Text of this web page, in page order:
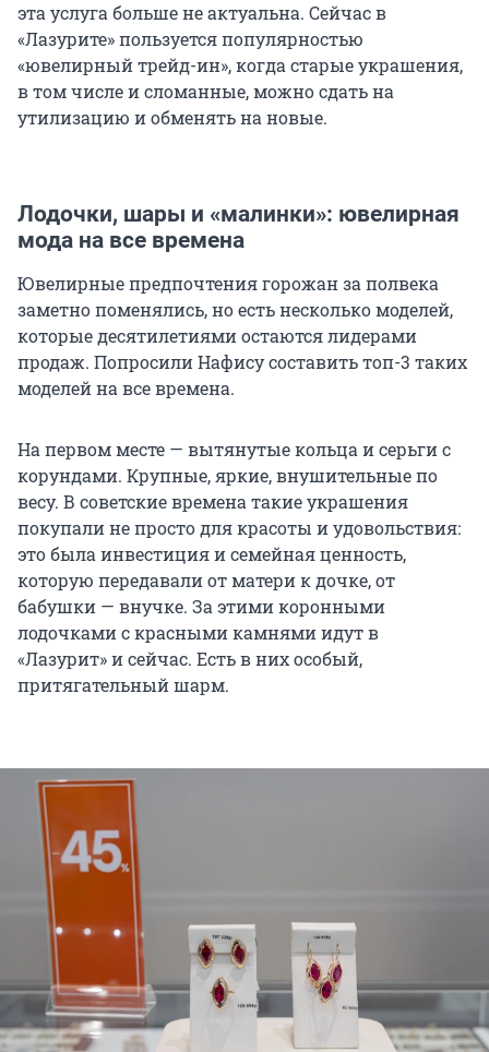
эта услуга больше не актуальна. Сейчас в
«Лазурите» пользуется популярностью
«ювелирный трейд-ин», когда старые украшения,
в том числе и сломанные, можно сдать на
утилизацию и обменять на новые.
Лодочки, шары и «малинки»: ювелирная
мода на все времена
Ювелирные предпочтения горожан за полвека
заметно поменялись, но есть несколько моделей,
которые десятилетиями остаются лидерами
продаж. Попросили Нафису составитьтоп-3 таких
моделей на все времена.
На первом месте — вытянутые кольца и серьги с
корундами. Крупные, яркие, внушительные по
весу. В советские времена такие украшения
покупали не просто для красоты и удовольствия:
это была инвестиция и семейная ценность,
которую передавали от матери к дочке, от
бабушки — внучке. За этими коронными
лодочками с красными камнями идут в
«Лазурит» и сейчас. Есть в них особый,
притягательный шарм.